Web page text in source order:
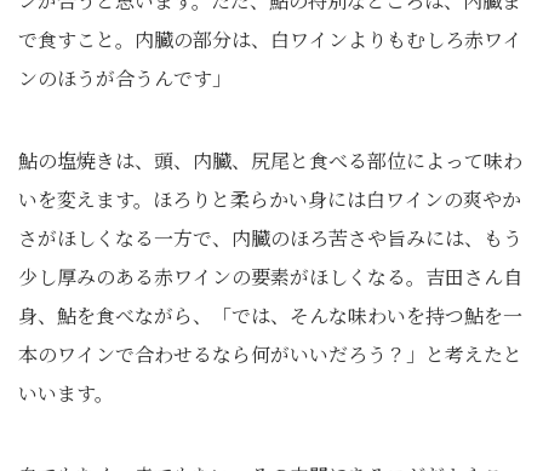
で食すこと。内臓の部分は、白ワインよりもむしろ赤ワイ
ンのほうが合うんです」
鮎の塩焼きは、頭、内臓、尻尾と食べる部位によって味わ
いを変えます。ほろりと柔らかい身には白ワインの爽やか
さがほしくなる一方で、内臓のほろ苦さや旨みには、もう
少し厚みのある赤ワインの要素がほしくなる。吉田さん自
身、鮎を食べながら、「では、そんな味わいを持つ鮎を一
本のワインで合わせるなら何がいいだろう？」と考えたと
いいます。